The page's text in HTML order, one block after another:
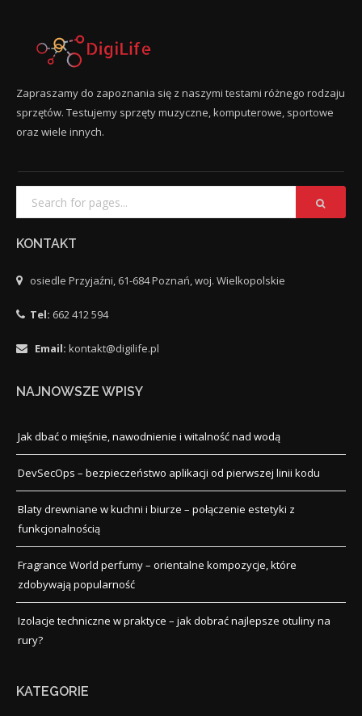
Zapraszamy do zapoznania się z naszymi testami różnego rodzaju
sprzętów. Testujemy sprzęty muzyczne, komputerowe, sportowe
oraz wiele innych.
KONTAKT
osiedle Przyjaźni, 61-684 Poznań, woj. Wielkopolskie
Tel: 662 412 594
Email: kontakt@digilife.pl
NAJNOWSZE WPISY
Jak dbać o mięśnie, nawodnienie i witalność nad wodą
DevSecOps – bezpieczeństwo aplikacji od pierwszej linii kodu
Blaty drewniane w kuchni i biurze – połączenie estetyki z
funkcjonalnością
Fragrance World perfumy – orientalne kompozycje, które
zdobywają popularność
Izolacje techniczne w praktyce – jak dobrać najlepsze otuliny na
rury?
KATEGORIE